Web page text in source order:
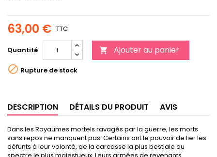
63,00 € TTC
Quantité  Ajouter au panier
 Rupture de stock
DESCRIPTION DÉTAILS DU PRODUIT AVIS
Dans les Royaumes mortels ravagés par la guerre, les morts
sans repos ne manquent pas. Certains ont le pouvoir de lier les
défunts à leur volonté, de la carcasse la plus bestiale au